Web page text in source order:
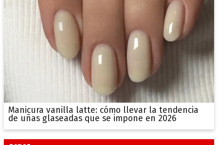
Manicura vanilla latte: cómo llevar la tendencia
de uñas glaseadas que se impone en 2026